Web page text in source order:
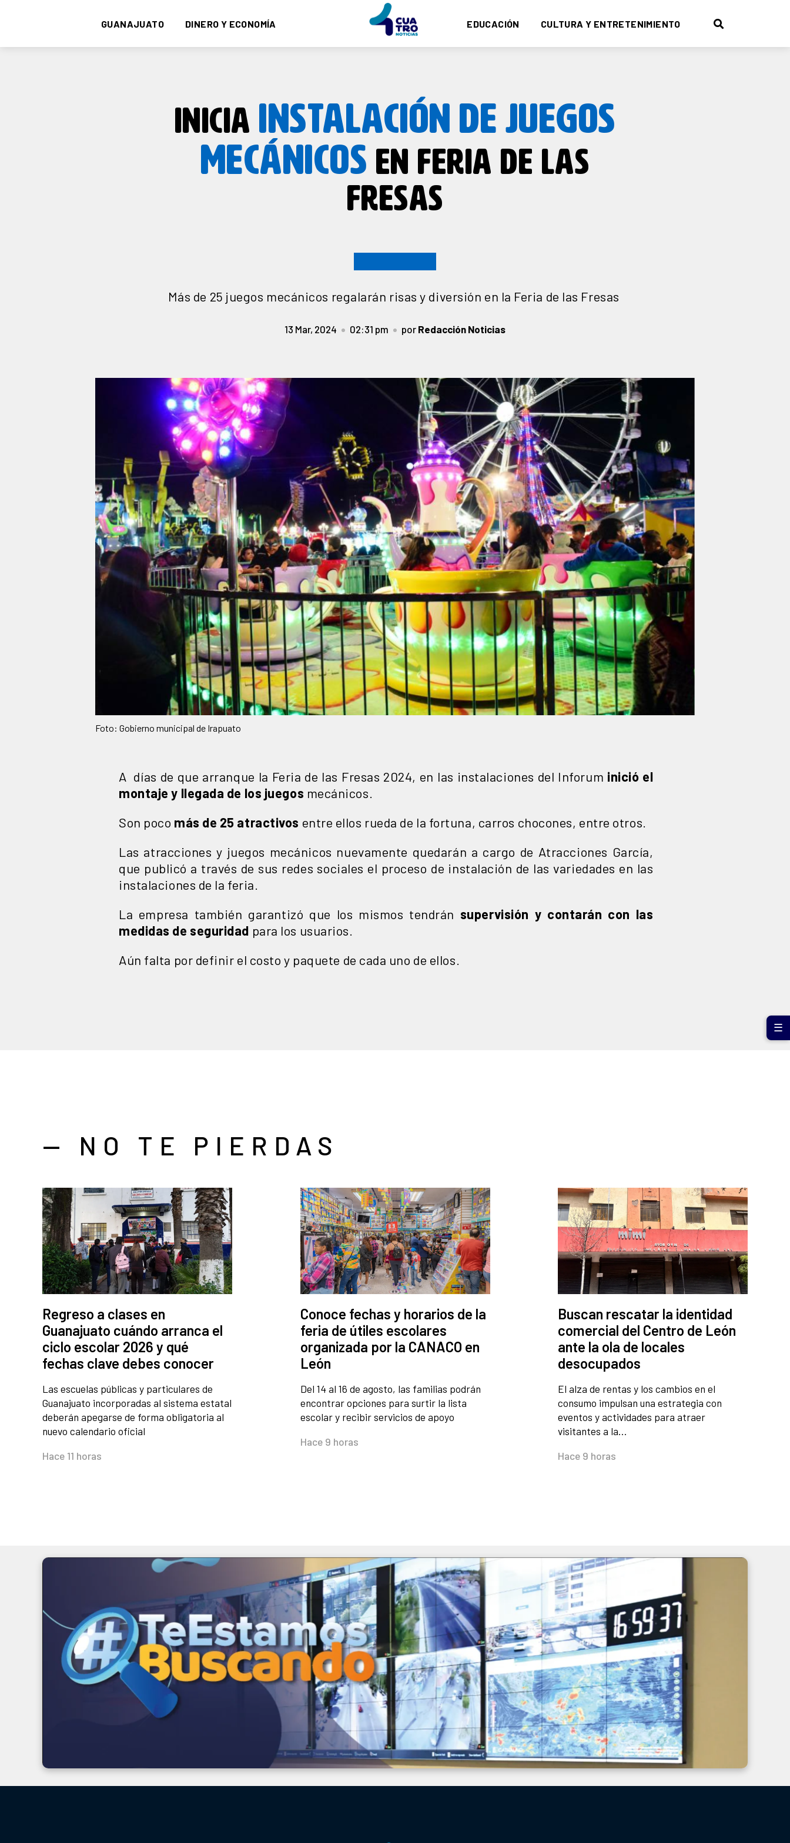
GUANAJUATO DINERO Y ECONOMÍA EDUCACIÓN CULTURA Y ENTRETENIMIENTO
INICIA INSTALACIÓN DE JUEGOS
MECÁNICOS EN FERIA DE LAS
FRESAS
Más de 25 juegos mecánicos regalarán risas y diversión en la Feria de las Fresas
13 Mar, 2024 02:31 pm por Redacción Noticias
Foto: Gobierno municipal de Irapuato
A días de que arranque la Feria de las Fresas 2024, en las instalaciones del Inforum inició el
montaje y llegada de los juegos mecánicos.
Son poco más de 25 atractivos entre ellos rueda de la fortuna, carros chocones, entre otros.
Las atracciones y juegos mecánicos nuevamente quedarán a cargo de Atracciones García,
que publicó a través de sus redes sociales el proceso de instalación de las variedades en las
instalaciones de la feria.
La empresa también garantizó que los mismos tendrán supervisión y contarán con las
medidas de seguridad para los usuarios.
Aún falta por definir el costo y paquete de cada uno de ellos.
— NO TE PIERDAS
Regreso a clases en
Guanajuato cuándo arranca el
ciclo escolar 2026 y qué
fechas clave debes conocer
Las escuelas públicas y particulares de
Guanajuato incorporadas al sistema estatal
deberán apegarse de forma obligatoria al
nuevo calendario oficial
Hace 11 horas
Conoce fechas y horarios de la
feria de útiles escolares
organizada por la CANACO en
León
Del 14 al 16 de agosto, las familias podrán
encontrar opciones para surtir la lista
escolar y recibir servicios de apoyo
Hace 9 horas
Buscan rescatar la identidad
comercial del Centro de León
ante la ola de locales
desocupados
El alza de rentas y los cambios en el
consumo impulsan una estrategia con
eventos y actividades para atraer
visitantes a la…
Hace 9 horas
☰